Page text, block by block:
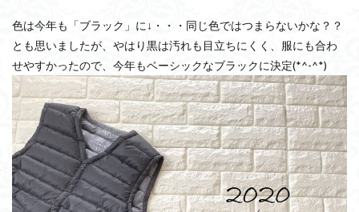
色は今年も「ブラック」に↓・・・同じ色ではつまらないかな？？
とも思いましたが、やはり黒は汚れも目立ちにくく、服にも合わ
せやすかったので、今年もベーシックなブラックに決定(*^-^*)